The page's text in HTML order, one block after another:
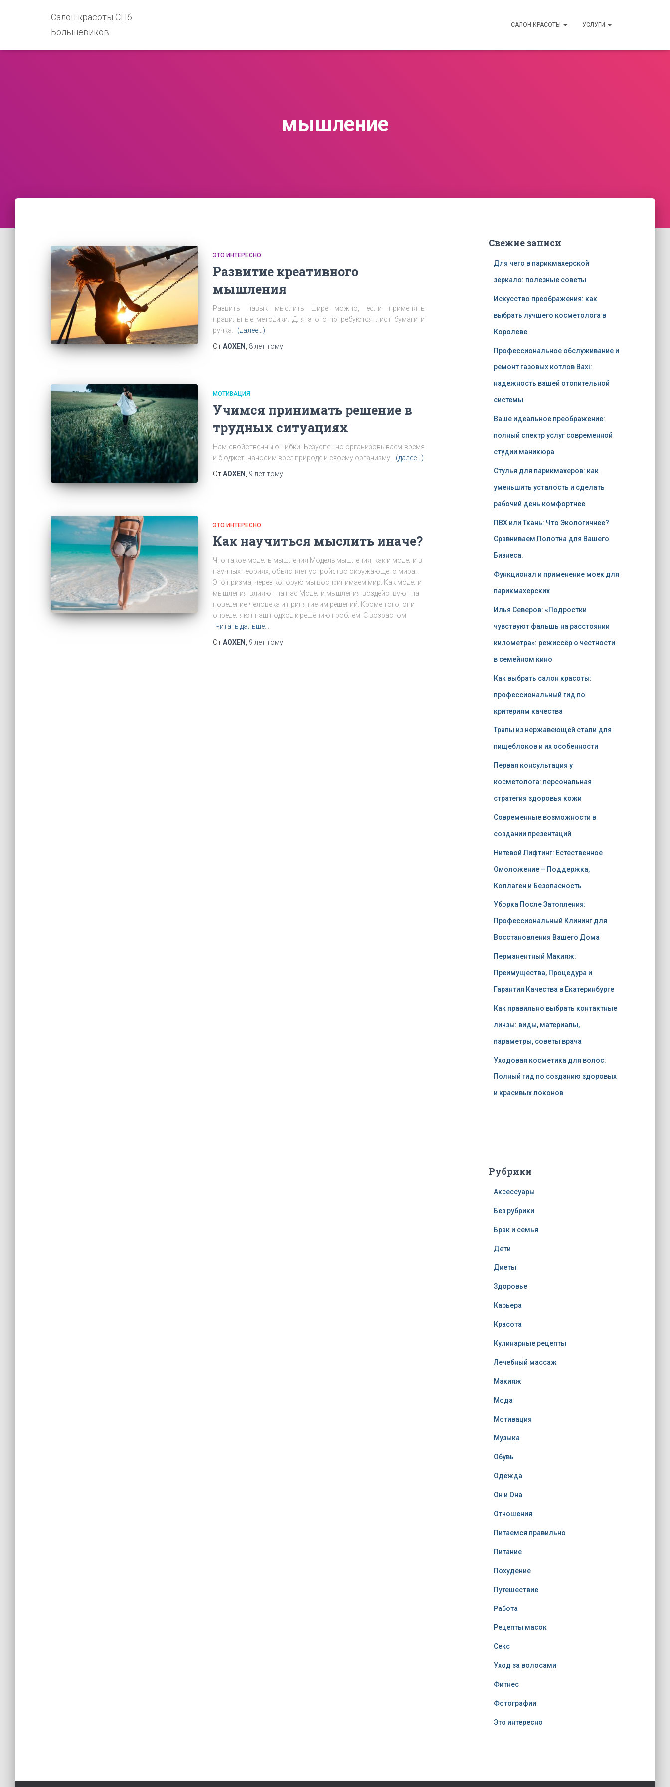
Салон красоты СПб
Большевиков
САЛОН КРАСОТЫ УСЛУГИ
мышление
ЭТО ИНТЕРЕСНО
Развитие креативного
мышления
Развить навык мыслить шире можно, если применять
правильные методики. Для этого потребуются лист бумаги и
ручка.
(далее…)
ОтAOXEN 8 леттому
МОТИВАЦИЯ
Учимся принимать решение в
трудных ситуациях
Нам свойственны ошибки. Безуспешно организовываем время
и бюджет, наносим вред природе и своему организму.
(далее…)
ОтAOXEN 9 леттому
ЭТО ИНТЕРЕСНО
Как научиться мыслить иначе?
Что такое модель мышления Модель мышления, как и модели в
научных теориях, объясняет устройство окружающего мира.
Это призма, через которую мы воспринимаем мир. Как модели
мышления влияют на нас Модели мышления воздействуют на
поведение человека и принятие им решений. Кроме того, они
определяют наш подход к решению проблем. С возрастом
Читать дальше…
ОтAOXEN 9 леттому
Свежие записи
Для чего в парикмахерской
зеркало: полезные советы
Искусство преображения: как
выбрать лучшего косметолога в
Королеве
Профессиональное обслуживание и
ремонт газовых котлов Baxi:
надежность вашей отопительной
системы
Ваше идеальное преображение:
полный спектр услуг современной
студии маникюра
Стулья для парикмахеров: как
уменьшить усталость и сделать
рабочий день комфортнее
ПВХ или Ткань: Что Экологичнее?
Сравниваем Полотна для Вашего
Бизнеса.
Функционал и применение моек для
парикмахерских
Илья Северов: «Подростки
чувствуют фальшь на расстоянии
километра»: режиссёр о честности
в семейном кино
Как выбрать салон красоты:
профессиональный гид по
критериям качества
Трапы из нержавеющей стали для
пищеблоков и их особенности
Первая консультация у
косметолога: персональная
стратегия здоровья кожи
Современные возможности в
создании презентаций
Нитевой Лифтинг: Естественное
Омоложение – Поддержка,
Коллаген и Безопасность
Уборка После Затопления:
Профессиональный Клининг для
Восстановления Вашего Дома
Перманентный Макияж:
Преимущества, Процедура и
Гарантия Качества в Екатеринбурге
Как правильно выбрать контактные
линзы: виды, материалы,
параметры, советы врача
Уходовая косметика для волос:
Полный гид по созданию здоровых
и красивых локонов
Рубрики
Аксессуары
Без рубрики
Брак и семья
Дети
Диеты
Здоровье
Карьера
Красота
Кулинарные рецепты
Лечебный массаж
Макияж
Мода
Мотивация
Музыка
Обувь
Одежда
Он и Она
Отношения
Питаемся правильно
Питание
Похудение
Путешествие
Работа
Рецепты масок
Секс
Уход за волосами
Фитнес
Фотографии
Это интересно